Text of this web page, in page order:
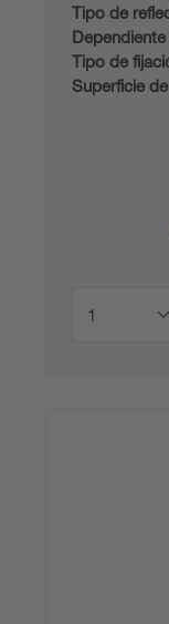
Tipo de
Tipo de
Superficie